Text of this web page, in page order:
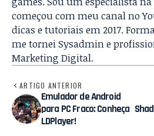
começou com meu canal no
dicas e tutoriais em 2017.
me tornei Sysadmin e
Marketing Digital.
ARTIGO ANTERIOR
Emulador de Android
para PC Fraco: Conheça
LDPlayer!